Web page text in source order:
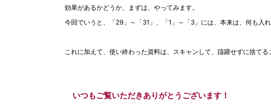
効果があるかどうか、まずは、やってみます。
今回でいうと、「29」～「31」、「1」～「3」には、本来は、何も入
これに加えて、使い終わった資料は、スキャンして、躊躇せずに捨てる
いつもご覧いただきありがとうございます！